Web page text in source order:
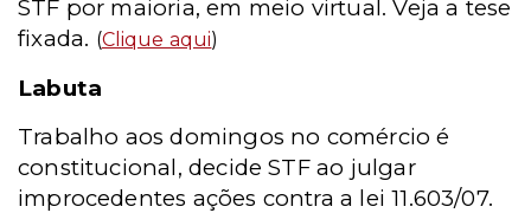
STF por maioria, em meio virtual. Veja a tese
fixada. (Clique aqui)
Labuta
Trabalho aos domingos no comércio é
constitucional, decide STF ao julgar
improcedentes ações contra a lei 11.603/07.